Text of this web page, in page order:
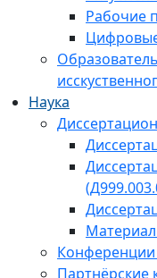
Рабочие
Наука
Конференции
Партнёрские